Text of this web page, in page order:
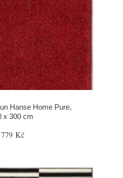
Hanse Home Pure,
x 300 cm
Kč